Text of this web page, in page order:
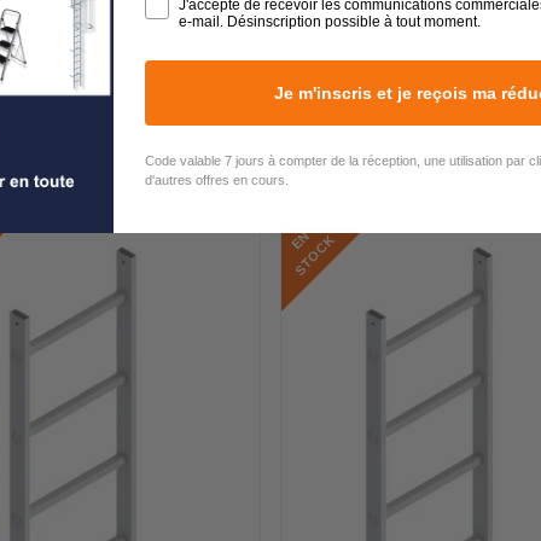
Pattes de fixations et condamnations
E
N
S
T
O
C
K
J'accepte de recevoir les communications
e-mail. Désinscription possible à tout moment.
Je m'inscris et je reçois ma
Code valable 7 jours à compter de la réception, une utilisation par
d'autres offres en cours.